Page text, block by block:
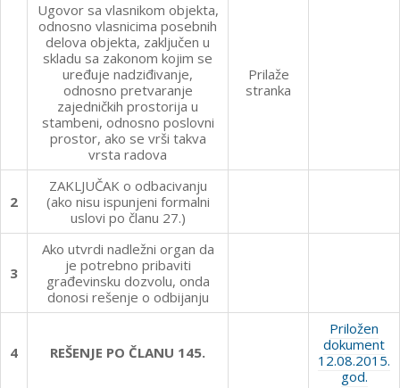
Ugovor sa vlasnikom objekta,
odnosno vlasnicima posebnih
delova objekta, zaključen u
skladu sa zakonom kojim se
uređuje nadziđivanje,
odnosno pretvaranje
zajedničkih prostorija u
stambeni, odnosno poslovni
prostor, ako se vrši takva
vrsta radova
Prilaže
stranka
2
ZAKLJUČAK o odbacivanju
(ako nisu ispunjeni formalni
uslovi po članu 27.)
3
Ako utvrdi nadležni organ da
je potrebno pribaviti
građevinsku dozvolu, onda
donosi rešenje o odbijanju
4 REŠENJE PO ČLANU 145.
Priložen
dokument
12.08.2015.
god.